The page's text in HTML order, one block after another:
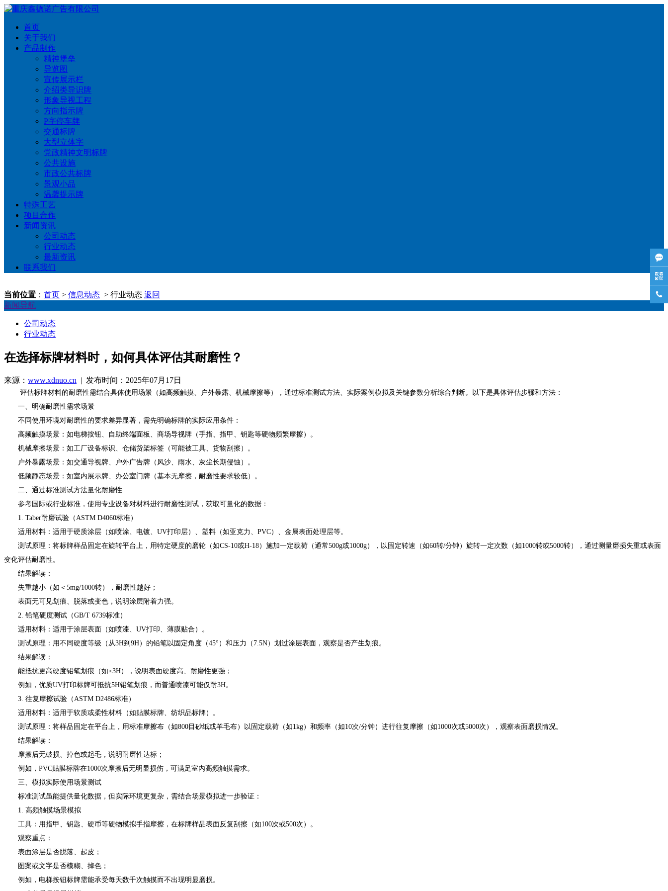
首页
关于我们
产品制作
精神堡垒
导览图
宣传展示栏
介绍类导识牌
形象导视工程
方向指示牌
P字停车牌
交通标牌
大型立体字
党政精神文明标牌
公共设施
市政公共标牌
景观小品
温馨提示牌
特殊工艺
项目合作
新闻资讯
公司动态
行业动态
最新资讯
联系我们
当前位置 ： 首页 > 信息动态 > 行业动态 返回
新闻导航
公司动态
行业动态
在选择标牌材料时，如何具体评估其耐磨性？
来源： www.xdnuo.cn | 发布时间：2025年07月17日
评估标牌材料的耐磨性需结合具体使用场景（如高频触摸、户外暴露、机械摩擦等），通过标准测试方法、实际案例模拟及关键参数分析综合判断。以下是具体评估步骤和方法：
一、明确耐磨性需求场景
不同使用环境对耐磨性的要求差异显著，需先明确标牌的实际应用条件：
高频触摸场景：如电梯按钮、自助终端面板、商场导视牌（手指、指甲、钥匙等硬物频繁摩擦）。
机械摩擦场景：如工厂设备标识、仓储货架标签（可能被工具、货物刮擦）。
户外暴露场景：如交通导视牌、户外广告牌（风沙、雨水、灰尘长期侵蚀）。
低频静态场景：如室内展示牌、办公室门牌（基本无摩擦，耐磨性要求较低）。
二、通过标准测试方法量化耐磨性
参考国际或行业标准，使用专业设备对材料进行耐磨性测试，获取可量化的数据：
1. Taber耐磨试验（ASTM D4060标准）
适用材料：适用于硬质涂层（如喷涂、电镀、UV打印层）、塑料（如亚克力、PVC）、金属表面处理层等。
测试原理：将标牌样品固定在旋转平台上，用特定硬度的磨轮（如CS-10或H-18）施加一定载荷（通常500g或1000g），以固定转速（如60转/分钟）旋转一定次数（如1000转或5000转），通过测量磨损失重或表面
变化评估耐磨性。
结果解读：
失重越小（如＜5mg/1000转），耐磨性越好；
表面无可见划痕、脱落或变色，说明涂层附着力强。
2. 铅笔硬度测试（GB/T 6739标准）
适用材料：适用于涂层表面（如喷漆、UV打印、薄膜贴合）。
测试原理：用不同硬度等级（从3H到9H）的铅笔以固定角度（45°）和压力（7.5N）划过涂层表面，观察是否产生划痕。
结果解读：
能抵抗更高硬度铅笔划痕（如≥3H），说明表面硬度高、耐磨性更强；
例如，优质UV打印标牌可抵抗5H铅笔划痕，而普通喷漆可能仅耐3H。
3. 往复摩擦试验（ASTM D2486标准）
适用材料：适用于软质或柔性材料（如贴膜标牌、纺织品标牌）。
测试原理：将样品固定在平台上，用标准摩擦布（如800目砂纸或羊毛布）以固定载荷（如1kg）和频率（如10次/分钟）进行往复摩擦（如1000次或5000次），观察表面磨损情况。
结果解读：
摩擦后无破损、掉色或起毛，说明耐磨性达标；
例如，PVC贴膜标牌在1000次摩擦后无明显损伤，可满足室内高频触摸需求。
三、模拟实际使用场景测试
标准测试虽能提供量化数据，但实际环境更复杂，需结合场景模拟进一步验证：
1. 高频触摸场景模拟
工具：用指甲、钥匙、硬币等硬物模拟手指摩擦，在标牌样品表面反复刮擦（如100次或500次）。
观察重点：
表面涂层是否脱落、起皮；
图案或文字是否模糊、掉色；
例如，电梯按钮标牌需能承受每天数千次触摸而不出现明显磨损。


